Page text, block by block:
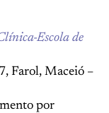
Escola de
Farol, Maceió –
por